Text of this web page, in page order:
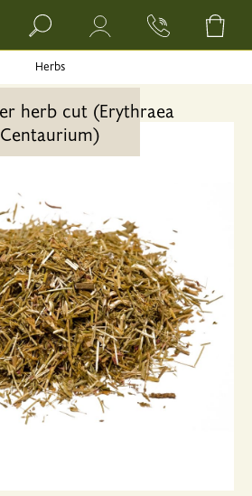
Herbs
herb cut (Erythraea
Centaurium)